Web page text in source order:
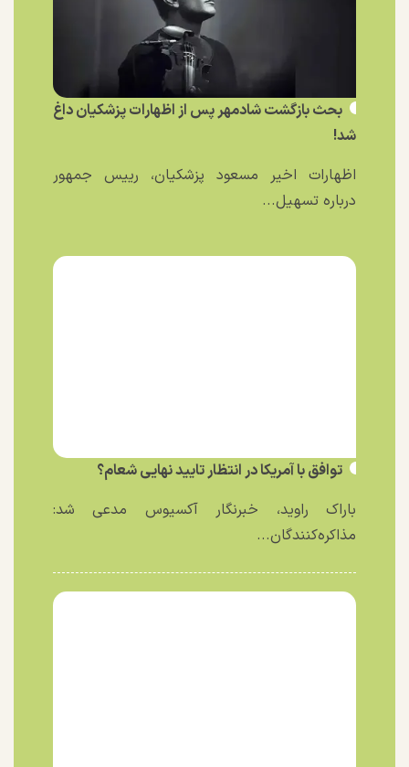
بحث بازگشت شادمهر پس از اظهارات پزشکیان داغ
شد!
اظهارات اخیر مسعود پزشکیان، رییس جمهور
درباره تسهیل...
توافق با آمریکا در انتظار تایید نهایی شعام؟
باراک راوید، خبرنگار آکسیوس مدعی شد:
مذاکره‌کنندگان...